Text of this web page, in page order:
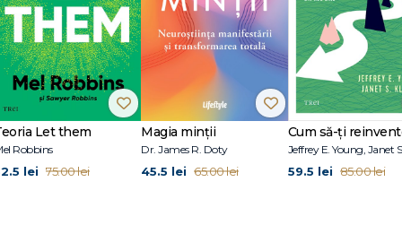
Let them
Robbins
lei 75.00 lei
Magia minții
Dr. James R. Doty
45.5 lei 65.00 lei 59.5 lei 85.00 lei